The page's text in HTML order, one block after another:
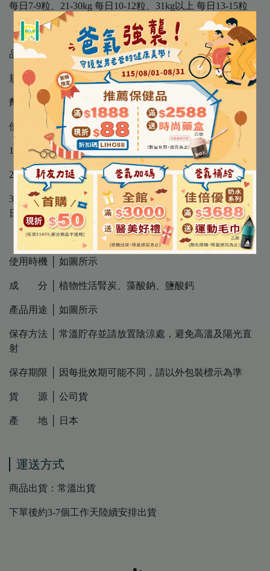
每日7-9粒、21-30kg 每日10-12粒、31kg以上 每日13-15粒
品 名 │ 日本共立製藥 活腎炭(粉末)粉色盒裝
規 格 │ 50包/盒
劑 型 │ 粉末顆粒狀
使用方法 │
1.用以下劑量(一日使用量)，直接餵食或混和於食物中
2.以混和濕食為佳，混合乾飼料時建議加入少許水
3.犬、貓：5kg以下 每日1包 、6-10kg 每日2包、11-20kg 每
日3包、21-30kg 每日4包、31kg以上 每日5包
使用時機 │ 如圖所示
成 分 │ 植物性活腎炭、藻酸鈉、鹽酸鈣
產品用途 │ 如圖所示
保存方法 │ 常溫貯存並請放置陰涼處，避免高溫及陽光直
射
保存期限 │ 因每批效期可能不同，請以外包裝標示為準
貨 源 │ 公司貨
產 地 │ 日本
運送方式
商品出貨：常溫出貨
下單後約3-7個工作天陸續安排出貨